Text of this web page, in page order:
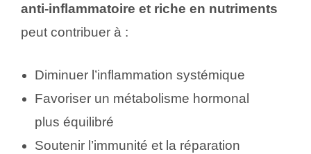
anti‑inflammatoire et riche en nutriments
peut contribuer à :
Diminuer l’inflammation systémique
Favoriser un métabolisme hormonal
plus équilibré
Soutenir l’immunité et la réparation